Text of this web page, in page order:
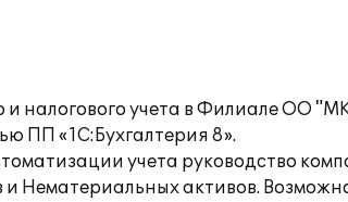
и налогового учета в Филиале ОО
ПП «1С:Бухгалтерия 8».
учета руководство
и Нематериальных активов.